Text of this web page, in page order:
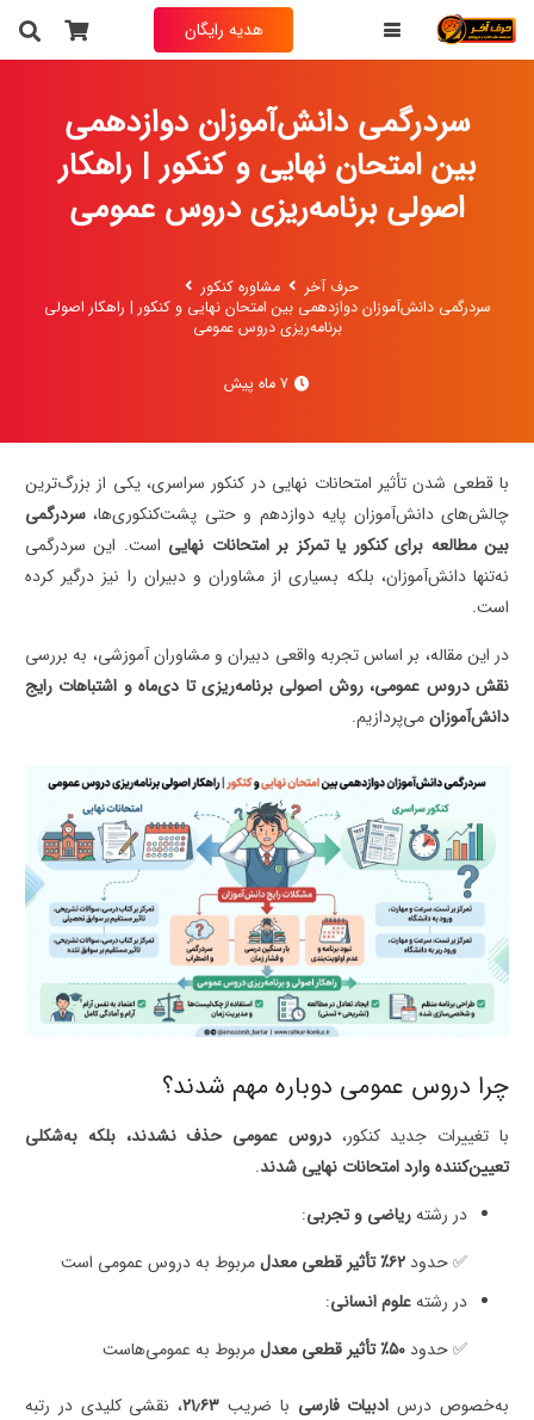
هدیه رایگان
سردرگمی دانش‌آموزان دوازدهمی
بین امتحان نهایی و کنکور | راهکار
اصولی برنامه‌ریزی دروس عمومی
حرف آخر
مشاوره کنکور
سردرگمی دانش‌آموزان دوازدهمی بین امتحان نهایی و کنکور | راهکار اصولی
برنامه‌ریزی دروس عمومی
7 ماه پیش
با قطعی شدن تأثیر امتحانات نهایی در کنکور سراسری، یکی از بزرگ‌ترین
چالش‌های دانش‌آموزان پایه دوازدهم و حتی پشت‌کنکوری‌ها، سردرگمی
بین مطالعه برای کنکور یا تمرکز بر امتحانات نهایی است. این سردرگمی
نه‌تنها دانش‌آموزان، بلکه بسیاری از مشاوران و دبیران را نیز درگیر کرده
است.
در این مقاله، بر اساس تجربه واقعی دبیران و مشاوران آموزشی، به بررسی
نقش دروس عمومی، روش اصولی برنامه‌ریزی تا دی‌ماه و اشتباهات رایج
دانش‌آموزانمی‌پردازیم.
چرا دروس عمومی دوباره مهم شدند؟
با تغییرات جدید کنکور،دروس عمومی حذف نشدند، بلکه به‌شکلی
تعیین‌کننده وارد امتحانات نهایی شدند.
در رشتهریاضی و تجربی:
✅ حدود ۶۲٪ تأثیر قطعی معدل
مربوط به دروس عمومی است
در رشتهعلوم انسانی:
✅ حدود ۵۰٪ تأثیر قطعی معدل مربوط به عمومی‌هاست
به‌خصوص درس ادبیات فارسی با ضریب ۲۱٫۶۳، نقشی کلیدی در رتبه